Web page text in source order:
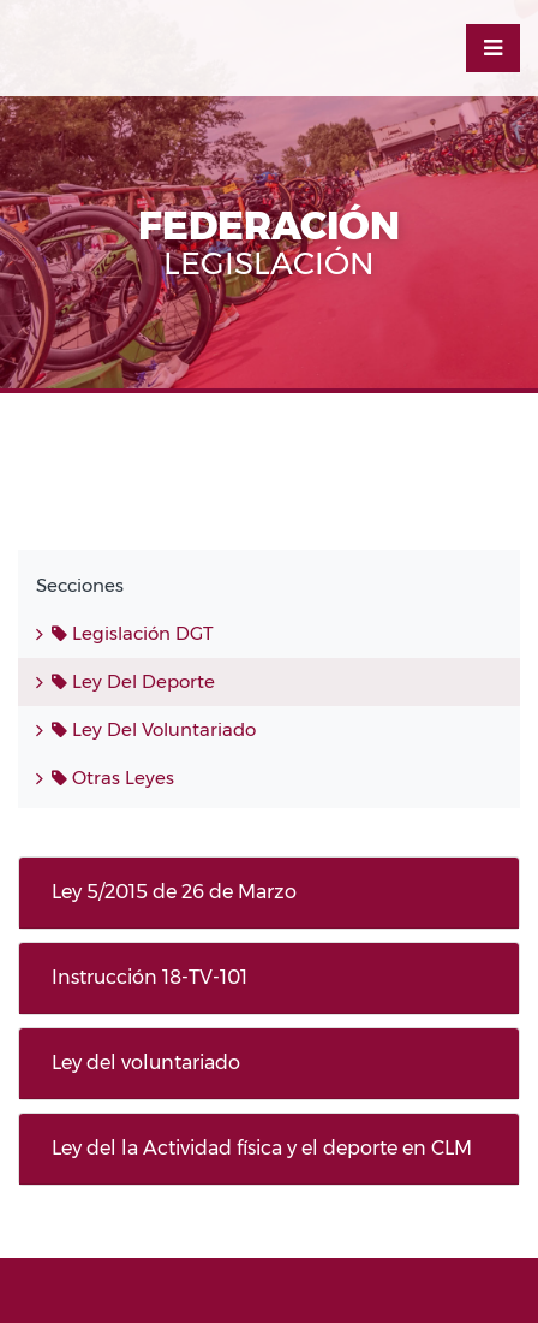
FEDERACIÓN
LEGISLACIÓN
Secciones
Legislación DGT
Ley Del Deporte
Ley Del Voluntariado
Otras Leyes
Ley 5/2015 de 26 de Marzo
Instrucción 18-TV-101
Ley del voluntariado
Ley del la Actividad física y el deporte en CLM